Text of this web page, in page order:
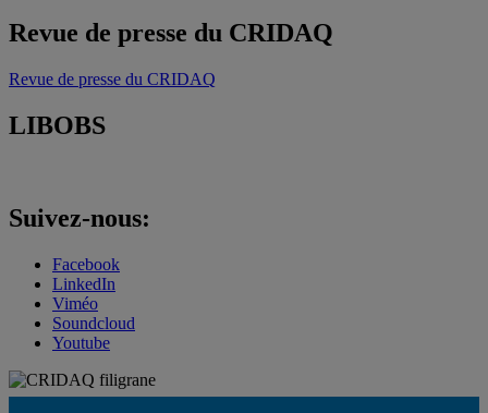
Revue de presse du CRIDAQ
Revue de presse du CRIDAQ
LIBOBS
Suivez-nous:
Facebook
LinkedIn
Viméo
Soundcloud
Youtube